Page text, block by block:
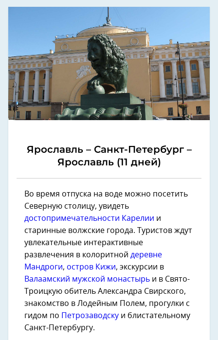
Ярославль – Санкт-Петербург –
Ярославль (11 дней)
Во время отпуска на воде можно посетить
Северную столицу, увидеть
достопримечательности Карелии и
старинные волжские города. Туристов ждут
увлекательные интерактивные
развлечения в колоритной деревне
Мандроги, остров Кижи, экскурсии в
Валаамский мужской монастырь и в Свято-
Троицкую обитель Александра Свирского,
знакомство в Лодейным Полем, прогулки с
гидом по
Петрозаводску и блистательному
Санкт-Петербургу.